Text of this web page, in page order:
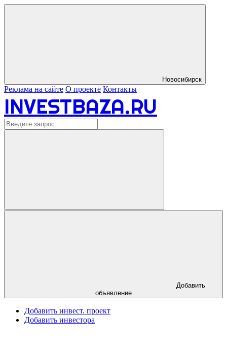
Новосибирск
Реклама на сайте О проекте Контакты
INVESTBAZA.RU
объявление
Добавить инвест. проект
Добавить инвестора